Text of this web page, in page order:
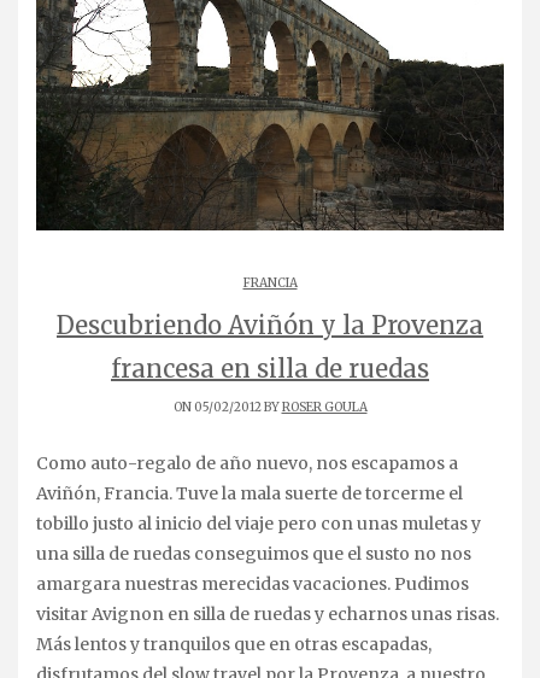
FRANCIA
Descubriendo Aviñón y la Provenza
francesa en silla de ruedas
ON 05/02/2012 BYROSER GOULA
Como auto-regalo de año nuevo, nos escapamos a
Aviñón, Francia. Tuve la mala suerte de torcerme el
tobillo justo al inicio del viaje pero con unas muletas y
una silla de ruedas conseguimos que el susto no nos
amargara nuestras merecidas vacaciones. Pudimos
visitar Avignon en silla de ruedas y echarnos unas risas.
Más lentos y tranquilos que en otras escapadas,